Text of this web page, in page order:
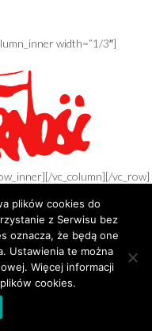
width=”1/3″]
vc_column][/vc_row]
plików cookies do
z Serwisu bez
oznacza, że będą one
Ustawienia te można
Więcej informacji
cookies.